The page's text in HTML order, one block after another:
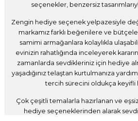
seçenekler, benzersiz
Zengin hediye seçenek yelpazesiyle
markamız farklı beğenilere ve
samimi armağanlara kolaylıkla
evinizin rahatlığında inceleyerek
zamanlarda sevdikleriniz için hediye
yaşadığınız telaştan kurtulmanıza
tercih sürecini oldukça keyifli
Çok çeşitli temalarla hazırlanan ve
hediye seçeneklerinden alarak